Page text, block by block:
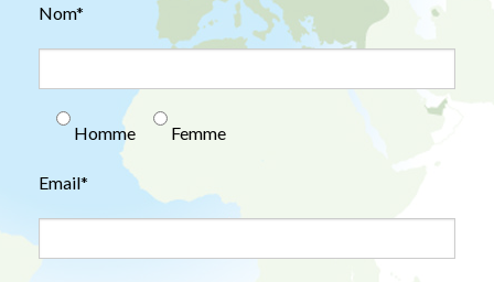
Nom*
Homme Femme
Email*